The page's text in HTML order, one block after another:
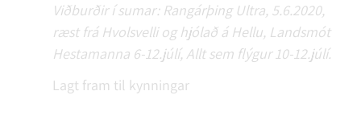
Viðburðir í sumar: Rangárþing Ultra, 5.6.2020,
ræst frá Hvolsvelli og hjólað á Hellu, Landsmót
Hestamanna 6-12.júlí, Allt sem flýgur 10-12.júlí.
Lagt fram til kynningar